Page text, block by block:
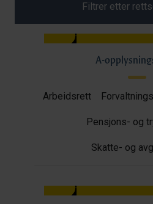
Filtrer etter
A-
Arbeidsrett
Pensjons- og
Skatte- og